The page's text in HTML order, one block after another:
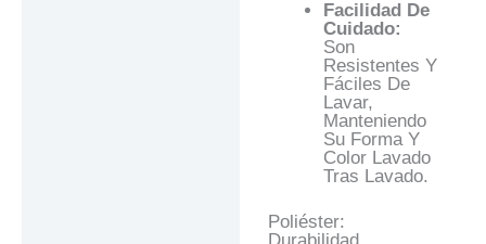
Facilidad De
Cuidado:
Son
Resistentes Y
Fáciles De
Lavar,
Manteniendo
Su Forma Y
Color Lavado
Tras Lavado.
Poliéster: